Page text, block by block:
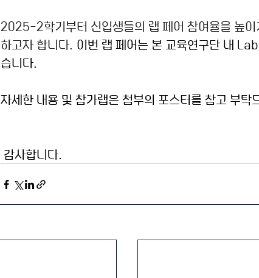
2025-2학기부터 신입생들의 랩 페어 참여율을 높
하고자 합니다. 이번 랩 페어는 본 교육연구단 내
습니다.
자세한 내용 및 참가랩은 첨부의 포스터를 참고 부탁
감사합니다.